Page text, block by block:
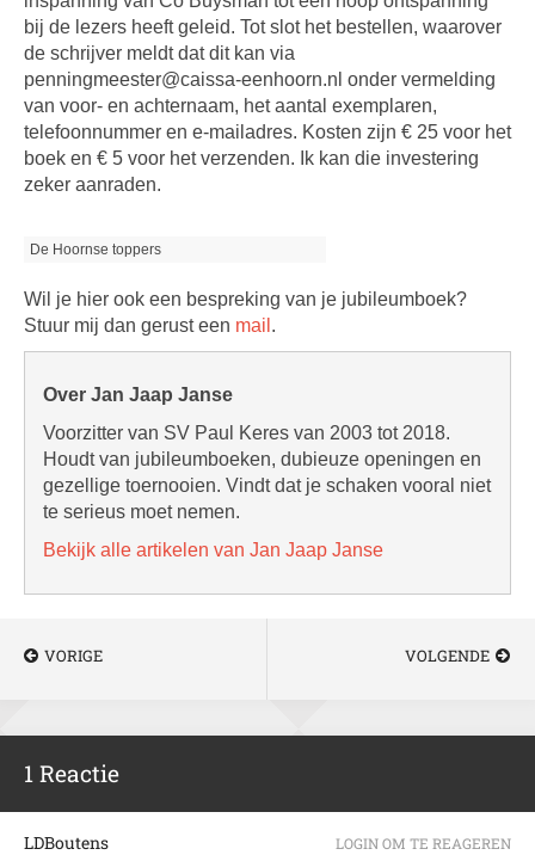
bij de lezers heeft geleid. Tot slot het bestellen, waarover
de schrijver meldt dat dit kan via
penningmeester@caissa-eenhoorn.nl onder vermelding
van voor- en achternaam, het aantal exemplaren,
telefoonnummer en e-mailadres. Kosten zijn € 25 voor het
boek en € 5 voor het verzenden. Ik kan die investering
zeker aanraden.
De Hoornse toppers
Wil je hier ook een bespreking van je jubileumboek?
Stuur mij dan gerust een mail .
Over Jan Jaap Janse
Voorzitter van SV Paul Keres van 2003 tot 2018.
Houdt van jubileumboeken, dubieuze openingen en
gezellige toernooien. Vindt dat je schaken vooral niet
te serieus moet nemen.
Bekijk alle artikelen van Jan Jaap Janse
VORIGE VOLGENDE
1 Reactie
LDBoutens LOGIN OM TE REAGEREN